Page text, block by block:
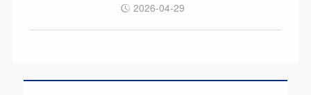
2026-04-29